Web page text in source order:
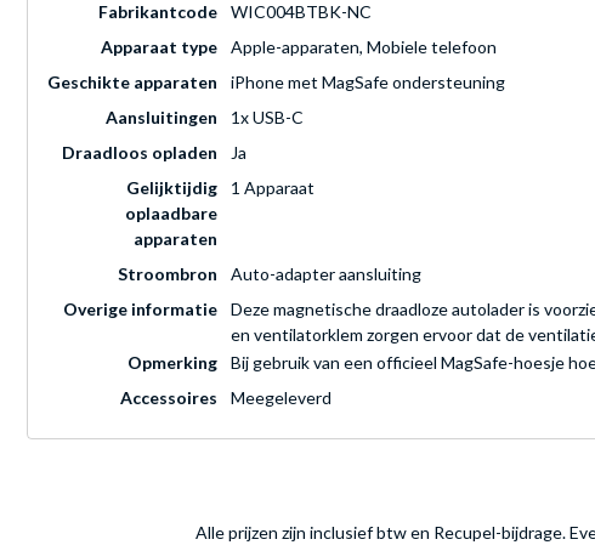
Fabrikantcode
WIC004BTBK-NC
Apparaat type
Apple-apparaten, Mobiele telefoon
Geschikte apparaten
iPhone met MagSafe ondersteuning
Aansluitingen
1x USB-C
Draadloos opladen
Ja
Gelijktijdig
oplaadbare
apparaten
1 Apparaat
Stroombron
Auto-adapter aansluiting
Overige informatie
Deze magnetische draadloze autolader is
en ventilatorklem zorgen ervoor dat de
Opmerking
Bij gebruik van een officieel MagSafe-hoesje
Accessoires
Meegeleverd
Alle prijzen zijn inclusief btw en Recupel-bijdrage.